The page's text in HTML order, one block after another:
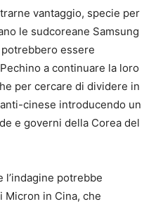
vantaggio, specie per
le sudcoreane Samsung
essere
a continuare la loro
per cercare di dividere in
cinese introducendo un
e governi della Corea del
potrebbe
Micron in Cina, che